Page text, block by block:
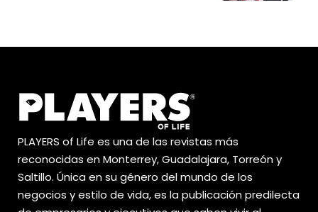
PLAYERS of Life es una de las revistas más
reconocidas en Monterrey, Guadalajara, Torreón y
Saltillo. Única en su género del mundo de los
negocios y estilo de vida, es la publicación predilecta